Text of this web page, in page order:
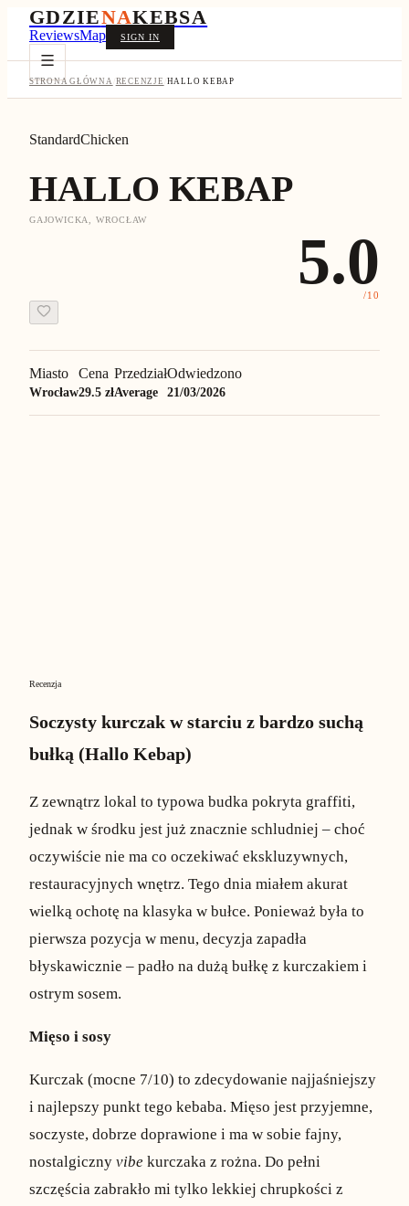
GDZIENAKEBSA
ReviewsMap SIGN IN
STRONA GŁÓWNA RECENZJE HALLO KEBAP
StandardChicken
HALLO KEBAP
GAJOWICKA, WROCŁAW
5.0
/10
Miasto
Wrocław
Cena
29.5 zł
Przedział
Average
Odwiedzono
21/03/2026
Recenzja
Soczysty kurczak w starciu z bardzo suchą
bułką (Hallo Kebap)
Z zewnątrz lokal to typowa budka pokryta graffiti,
jednak w środku jest już znacznie schludniej – choć
oczywiście nie ma co oczekiwać ekskluzywnych,
restauracyjnych wnętrz. Tego dnia miałem akurat
wielką ochotę na klasyka w bułce. Ponieważ była to
pierwsza pozycja w menu, decyzja zapadła
błyskawicznie – padło na dużą bułkę z kurczakiem i
ostrym sosem.
Mięso i sosy
Kurczak (mocne 7/10) to zdecydowanie najjaśniejszy
i najlepszy punkt tego kebaba. Mięso jest przyjemne,
soczyste, dobrze doprawione i ma w sobie fajny,
nostalgiczny vibe kurczaka z rożna. Do pełni
szczęścia zabrakło mi tylko lekkiej chrupkości z